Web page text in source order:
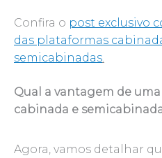
Confira o post exclusivo
das plataformas
semicabinadas.
Qual a vantagem de
cabinada e
Agora, vamos detalhar